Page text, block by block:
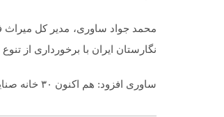
محمد جواد ساوری، مدیر کل
نگارستان ایران با برخورداری از
ساوری افزود: هم اکنون ۳۰ خانه صنایع دستی در سطح این استان فعال است.